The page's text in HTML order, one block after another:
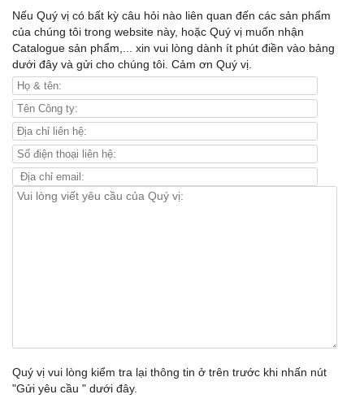
Nếu Quý vị có bất kỳ câu hỏi nào liên quan đến các sản phẩm
của chúng tôi trong website này, hoặc Quý vị muốn nhận
Catalogue sản phẩm,... xin vui lòng dành ít phút điền vào bảng
dưới đây và gửi cho chúng tôi. Cảm ơn Quý vị.
Quý vị vui lòng kiểm tra lại thông tin ở trên trước khi nhấn nút
"Gửi yêu cầu " dưới đây.